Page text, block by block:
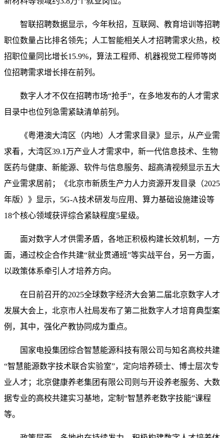
智联招聘数据显示，今年秋招，互联网、教育培训等招聘
职位数量占比排名领先；人工智能相关人才招聘需求火热，校
招职位量同比增长15.9%，算法工程师、机器视觉工程师等岗
位招聘需求增长排在前列。
数字人才不仅在招聘市场“抢手”，在多地发布的人才需求
目录中也位列急需紧缺清单前列。
《粤港澳大湾区（内地）人才需求目录》显示，从产业需
求看，大湾区39.1万产业人才需求中，新一代信息技术、生物
医药与健康、新能源、软件与信息服务、超高清视频显示五大
产业需求居前；《北京市新质生产力人力资源开发目录（2025
年版）》显示，5G-A技术研发与应用、算力基础设施建设等
18个核心领域获评综合紧缺程度5星级。
面对数字人才供需矛盾，各地正积极构建长效机制，一方
面，通过校企合作共建“就业贯通班”等实战平台，另一方面，
以政策体系牵引人才培养方向。
在日前召开的2025全球数字经济大会第二届北京数字人才
发展大会上，北京市人社局发布了第二批数字人才培育典型案
例，其中，强化产教协同成为重点。
国家电投集团综合智慧能源科技有限公司与知名高校共建
“智慧能源数字技术联合实验室”，定向培养硕士、博士层次专
业人才；北京健康养老集团有限公司则与开设养老服务、大数
据专业的高校共建实习基地，定制“智慧养老数字技能”课程
等。